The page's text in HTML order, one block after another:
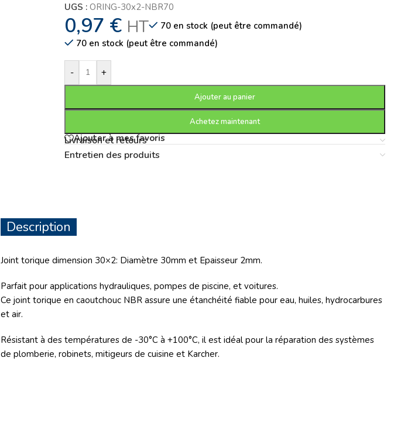
UGS :ORING-30x2-NBR70
0,97 € HT
70 en stock (peut être commandé)
70 en stock (peut être commandé)
- +
Ajouter au panier
Achetez maintenant
Ajouter à mes favoris
Livraison et retours
Entretien des produits
Description
Joint torique dimension 30×2: Diamètre 30mm et Epaisseur 2mm.
Parfait pour applications hydrauliques, pompes de piscine, et voitures.
Ce joint torique en caoutchouc NBR assure une étanchéité fiable pour eau, huiles, hydrocarbures
et air.
Résistant à des températures de -30°C à +100°C, il est idéal pour la réparation des systèmes
de plomberie, robinets, mitigeurs de cuisine et Karcher.